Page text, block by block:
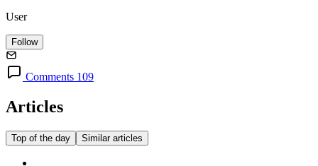
User
Follow
Comments 109
Articles
Top of the day Similar articles